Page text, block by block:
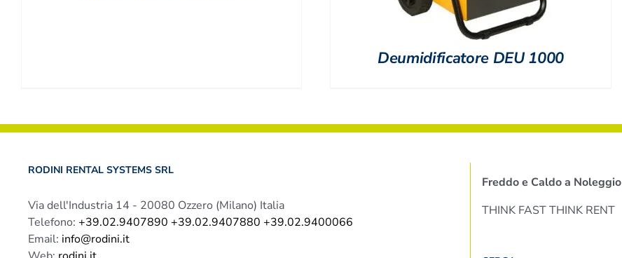
Deumidificatore DEU 1000
RODINI RENTAL SYSTEMS SRL
Via dell'Industria 14 - 20080 Ozzero (Milano) Italia
Telefono: +39.02.9407890 +39.02.9407880 +39.02.9400066
Email: info@rodini.it
Freddo e Caldo a Noleggio
THINK FAST THINK RENT